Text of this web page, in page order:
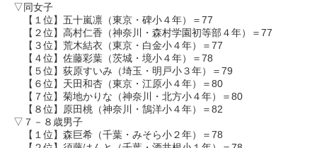
▽同女子
【１位】五十嵐凛（東京・碑小４年）＝77
【２位】高村仁香（神奈川・森村学園初等部４年）＝77
【３位】荒木結衣（東京・白金小４年）＝77
【４位】佐藤彩葉（茨城・境小４年）＝78
【５位】荻原すいみ（埼玉・明戸小３年）＝79
【６位】天田和杏（東京・江原小４年）＝80
【７位】菊地かりな（神奈川・北方小４年）＝80
【８位】原田桃（神奈川・鵠洋小４年）＝82
▽７－８歳男子
【１位】森巨希（千葉・みそら小２年）＝78